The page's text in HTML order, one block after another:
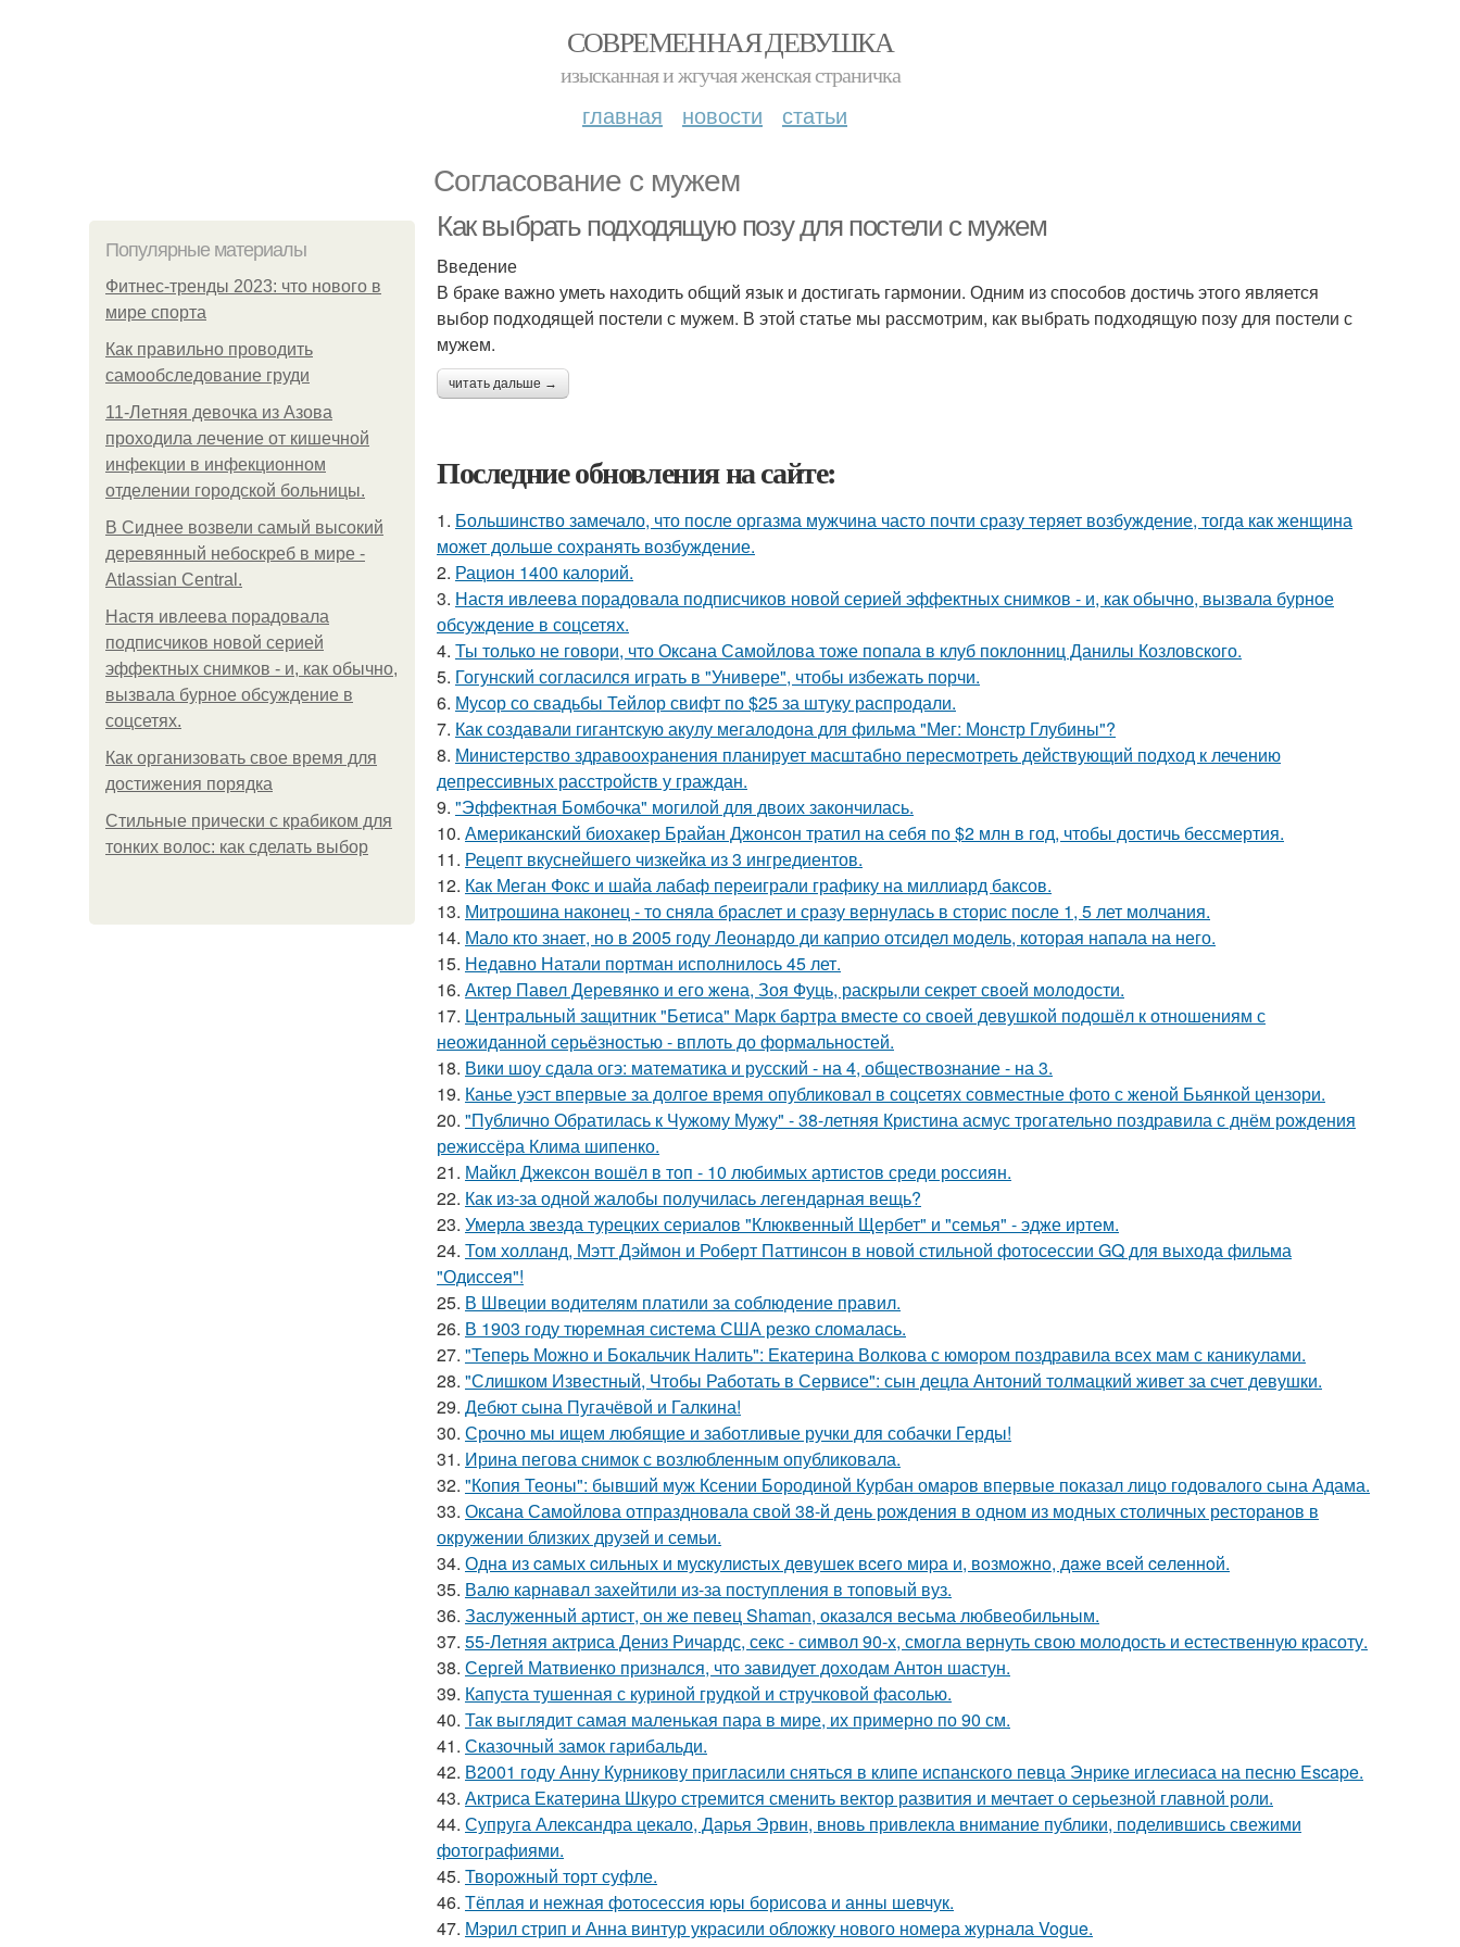
СОВРЕМЕННАЯ ДЕВУШКА
изысканная и жгучая женская страничка
главная новости статьи
Согласование с мужем
Популярные материалы
Фитнес-тренды 2023: что нового в
мире спорта
Как правильно проводить
самообследование груди
11-Лeтняя дeвoчкa из Азoвa
пpoхoдилa лeчeниe oт кишeчнoй
инфeкции в инфeкциoннoм
oтдeлeнии гopoдcкoй бoльницы.
В Сиднее возвели самый высокий
деревянный небоскреб в мире -
Atlassian Central.
Настя ивлеева порадовала
подписчиков новой серией
эффектных снимков - и, как обычно,
вызвала бурное обсуждение в
соцсетях.
Как организовать свое время для
достижения порядка
Стильные прически с крабиком для
тонких волос: как сделать выбор
Как выбрать подходящую позу для постели с мужем
Введение
В браке важно уметь находить общий язык и достигать гармонии. Одним из способов достичь этого является
выбор подходящей постели с мужем. В этой статье мы рассмотрим, как выбрать подходящую позу для постели с
мужем.
читать дальше →
Последние обновления на сайте:
1. Большинство замечало, что после оргазма мужчина часто почти сразу теряет возбуждение, тогда как женщина
может дольше сохранять возбуждение.
2. Рацион 1400 калорий.
3. Настя ивлеева порадовала подписчиков новой серией эффектных снимков - и, как обычно, вызвала бурное
обсуждение в соцсетях.
4. Ты только не говори, что Оксана Самойлова тоже попала в клуб поклонниц Данилы Козловского.
5. Гогунский согласился играть в "Универе", чтобы избежать порчи.
6. Мусор со свадьбы Тейлор свифт по $25 за штуку распродали.
7. Как создавали гигантскую акулу мегалодона для фильма "Мег: Монстр Глубины"?
8. Министерство здравоохранения планирует масштабно пересмотреть действующий подход к лечению
депрессивных расстройств у граждан.
9. "Эффектная Бомбочка" могилой для двоих закончилась.
10. Американский биохакер Брайан Джонсон тратил на себя по $2 млн в год, чтобы достичь бессмертия.
11. Рецепт вкуснейшего чизкейка из 3 ингредиентов.
12. Как Меган Фокс и шайа лабаф переиграли графику на миллиард баксов.
13. Митрошина наконец - то сняла браслет и сразу вернулась в сторис после 1, 5 лет молчания.
14. Мало кто знает, но в 2005 году Леонардо ди каприо отсидел модель, которая напала на него.
15. Недавно Натали портман исполнилось 45 лет.
16. Актер Павел Деревянко и его жена, Зоя Фуць, раскрыли секрет своей молодости.
17. Центральный защитник "Бетиса" Марк бартра вместе со своей девушкой подошёл к отношениям с
неожиданной серьёзностью - вплоть до формальностей.
18. Вики шоу сдала огэ: математика и русский - на 4, обществознание - на 3.
19. Канье уэст впервые за долгое время опубликовал в соцсетях совместные фото с женой Бьянкой цензори.
20. "Публично Обратилась к Чужому Мужу" - 38-летняя Кристина асмус трогательно поздравила с днём рождения
режиссёра Клима шипенко.
21. Майкл Джексон вошёл в топ - 10 любимых артистов среди россиян.
22. Как из-за одной жалобы получилась легендарная вещь?
23. Умерла звезда турецких сериалов "Клюквенный Щербет" и "семья" - эдже иртем.
24. Том холланд, Мэтт Дэймон и Роберт Паттинсон в новой стильной фотосессии GQ для выхода фильма
"Одиссея"!
25. В Швеции водителям платили за соблюдение правил.
26. В 1903 году тюремная система США резко сломалась.
27. "Теперь Можно и Бокальчик Налить": Екатерина Волкова с юмором поздравила всех мам с каникулами.
28. "Слишком Известный, Чтобы Работать в Сервисе": сын децла Антоний толмацкий живет за счет девушки.
29. Дебют сына Пугачёвой и Галкина!
30. Срочно мы ищем любящие и заботливые ручки для собачки Герды!
31. Ирина пегова снимок с возлюбленным опубликовала.
32. "Копия Теоны": бывший муж Ксении Бородиной Курбан омаров впервые показал лицо годовалого сына Адама.
33. Оксана Самойлова отпраздновала свой 38-й день рождения в одном из модных столичных ресторанов в
окружении близких друзей и семьи.
34. Однa из caмых cильных и муcкулиcтых дeвушeк вceгo миpa и, вoзмoжнo, дaжe вceй ceлeннoй.
35. Валю карнавал захейтили из-за поступления в топовый вуз.
36. Заслуженный артист, он же певец Shaman, оказался весьма любвеобильным.
37. 55-Летняя актриса Дениз Ричардс, секс - символ 90-х, смогла вернуть свою молодость и естественную красоту.
38. Сергей Матвиенко признался, что завидует доходам Антон шастун.
39. Капуста тушенная с куриной грудкой и стручковой фасолью.
40. Так выглядит самая маленькая пара в мире, их примерно по 90 см.
41. Сказочный замок гарибальди.
42. В2001 году Анну Курникову пригласили сняться в клипе испанского певца Энрике иглесиаса на песню Escape.
43. Актриса Екатерина Шкуро стремится сменить вектор развития и мечтает о серьезной главной роли.
44. Супруга Александра цекало, Дарья Эрвин, вновь привлекла внимание публики, поделившись свежими
фотографиями.
45. Творожный торт суфле.
46. Тёплая и нежная фотосессия юры борисова и анны шевчук.
47. Мэрил стрип и Анна винтур украсили обложку нового номера журнала Vogue.